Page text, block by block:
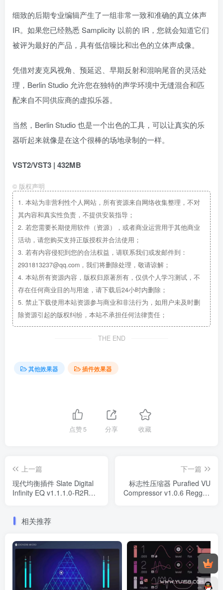
细致的后期专业编辑产生了一组非常一致和准确的真立体声
IR。如果您已经熟悉 Samplicity 以前的 IR，您就会知道它们
被评为最好的产品，具有低信噪比和出色的立体声成像。
凭借对麦克风视角、预延迟、早期反射和混响尾音的灵活处
理，Berlin Studio 允许您在独特的声学环境中无缝混合和匹
配来自不同供应商的虚拟乐器。
当然，Berlin Studio 也是一个出色的工具，可以让真实的乐
器听起来就像是在这个很棒的场地录制的一样。
VST2/VST3 | 432MB
© 版权声明
1. 本站为非营利性个人网站，所有资源来自网络收集整理，不对
其内容和真实性负责，不提供安装指导；
2. 若您需要长期使用软件（资源），或者商业运营用于其他商业
活动，请您购买支持正版授权并合法使用；
3. 若有内容侵犯到您的合法权益，请联系我们或发邮件到：
2931813237@qq.com，我们将删除处理，敬请谅解；
4. 本站所有资源内容，版权归原著所有，仅供个人学习测试，不
存在任何商业目的与用途，请下载后24小时内删除；
5. 禁止下载使用本站资源参与商业和非法行为，如用户未及时删
除资源引起的版权纠纷，本站不承担任何法律责任；
THE END
其他效果器 插件效果器
点赞5 分享 收藏
上一篇
现代均衡插件 Slate Digital
Infinity EQ v1.1.1.0-R2R
下一篇
标志性压缩器 Purafied VU
Compressor v1.0.6 Regged
相关推荐